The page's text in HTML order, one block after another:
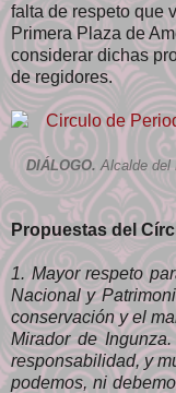
falta de respeto que
Primera Plaza de
considerar dichas
de regidores.
DIÁLOGO. Alcalde del
Propuestas del
1. Mayor respeto
Nacional y
conservación y el
Mirador de
responsabilidad, y
podemos, ni